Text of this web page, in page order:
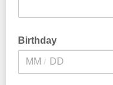
Birthday
/